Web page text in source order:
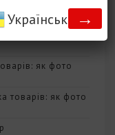
як фото
товарів: як фото
Українська →